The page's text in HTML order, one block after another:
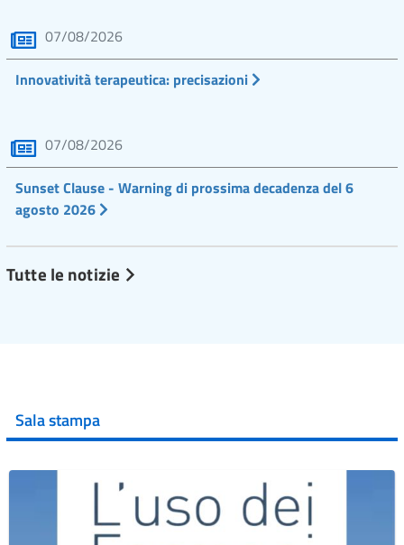
07/08/2026
Innovatività terapeutica: precisazioni
07/08/2026
Sunset Clause - Warning di prossima decadenza del 6
agosto 2026
Tutte le notizie
Sala stampa